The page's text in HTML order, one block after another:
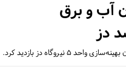
آب و برق
دز
دز بازدید کرد.